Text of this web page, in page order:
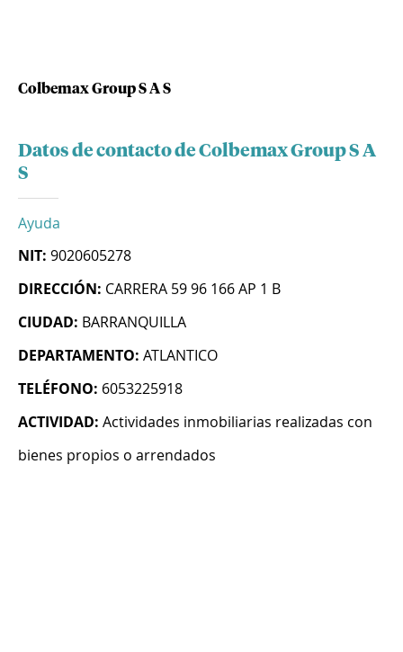
Colbemax Group S A S
Datos de contacto de Colbemax Group S A
S
Ayuda
NIT: 9020605278
DIRECCIÓN: CARRERA 59 96 166 AP 1 B
CIUDAD: BARRANQUILLA
DEPARTAMENTO: ATLANTICO
TELÉFONO: 6053225918
ACTIVIDAD: Actividades inmobiliarias realizadas con
bienes propios o arrendados